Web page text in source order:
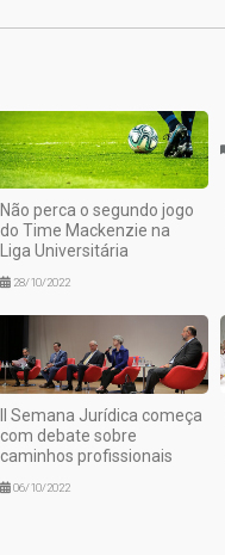
Não perca o segundo jogo
do Time Mackenzie na
Liga Universitária
28/10/2022
II Semana Jurídica começa
com debate sobre
caminhos profissionais
06/10/2022